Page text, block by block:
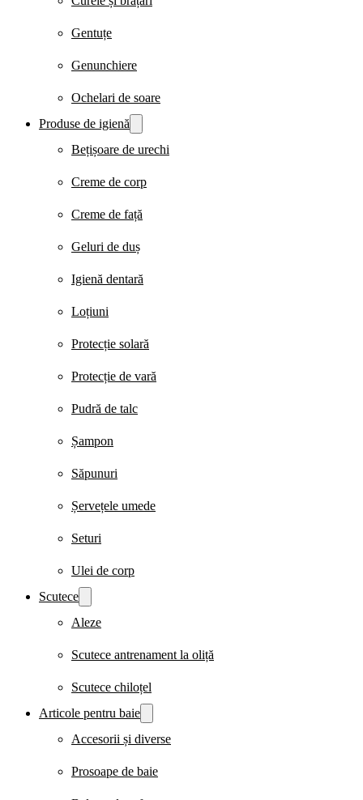
Gentuțe
Genunchiere
Ochelari de soare
Produse de igienă
Bețișoare de urechi
Creme de corp
Creme de față
Geluri de duș
Igienă dentară
Loțiuni
Protecție solară
Protecție de vară
Pudră de talc
Șampon
Săpunuri
Șervețele umede
Seturi
Ulei de corp
Scutece
Aleze
Scutece antrenament la oliță
Scutece chiloțel
Articole pentru baie
Accesorii și diverse
Prosoape de baie